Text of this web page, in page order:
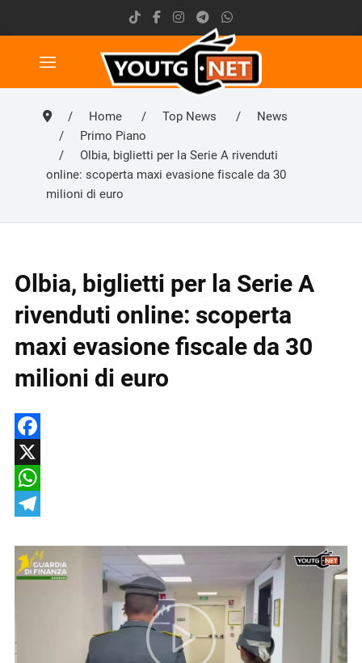
Home Top News
News
Primo Piano
Olbia, biglietti per la Serie A rivenduti
online: scoperta maxi evasione fiscale da 30
milioni di euro
Olbia, biglietti per la Serie A
rivenduti online: scoperta
maxi evasione fiscale da 30
milioni di euro
Facebook
X
WhatsApp